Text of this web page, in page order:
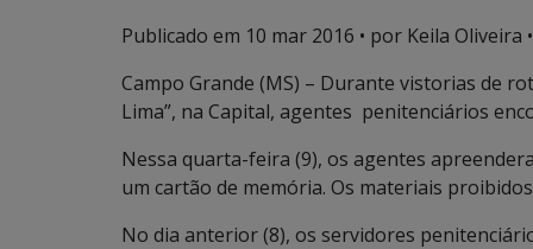
Publicado em 10 mar 2016 • por Keila Oliveira •
Campo Grande (MS) – Durante vistorias de
Lima”, na Capital, agentes penitenciários
Nessa quarta-feira (9), os agentes
um cartão de memória. Os materiais
No dia anterior (8), os servidores